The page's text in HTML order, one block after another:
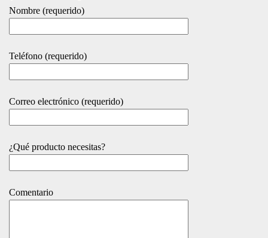
Nombre (requerido)
Teléfono (requerido)
Correo electrónico (requerido)
¿Qué producto necesitas?
Comentario